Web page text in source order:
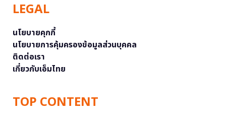
LEGAL
นโยบายคุกกี้
นโยบายการคุ้มครองข้อมูลส่วนบุคคล
ติดต่อเรา
เกี่ยวกับเอ็มไทย
TOP CONTENT